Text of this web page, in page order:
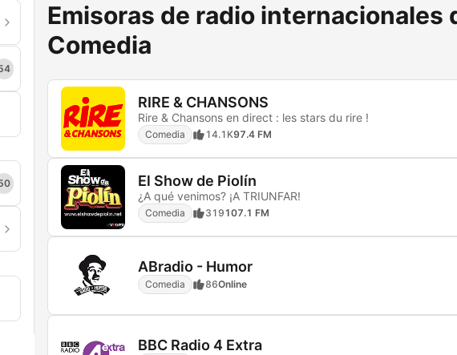
Emisoras de radio internacionales
Comedia
RIRE & CHANSONS
Rire & Chansons en direct : les stars du rire !
Comedia 14.1K97.4 FM
El Show de Piolín
¿A qué venimos? ¡A TRIUNFAR!
Comedia 319107.1 FM
ABradio - Humor
Comedia 86Online
BBC Radio 4 Extra